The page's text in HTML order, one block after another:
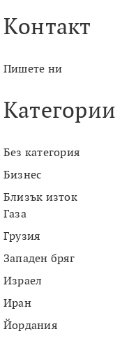
Контакт
Пишете ни
Категории
Без категория
Бизнес
Близък изток
Газа
Грузия
Западен бряг
Израел
Иран
Йордания